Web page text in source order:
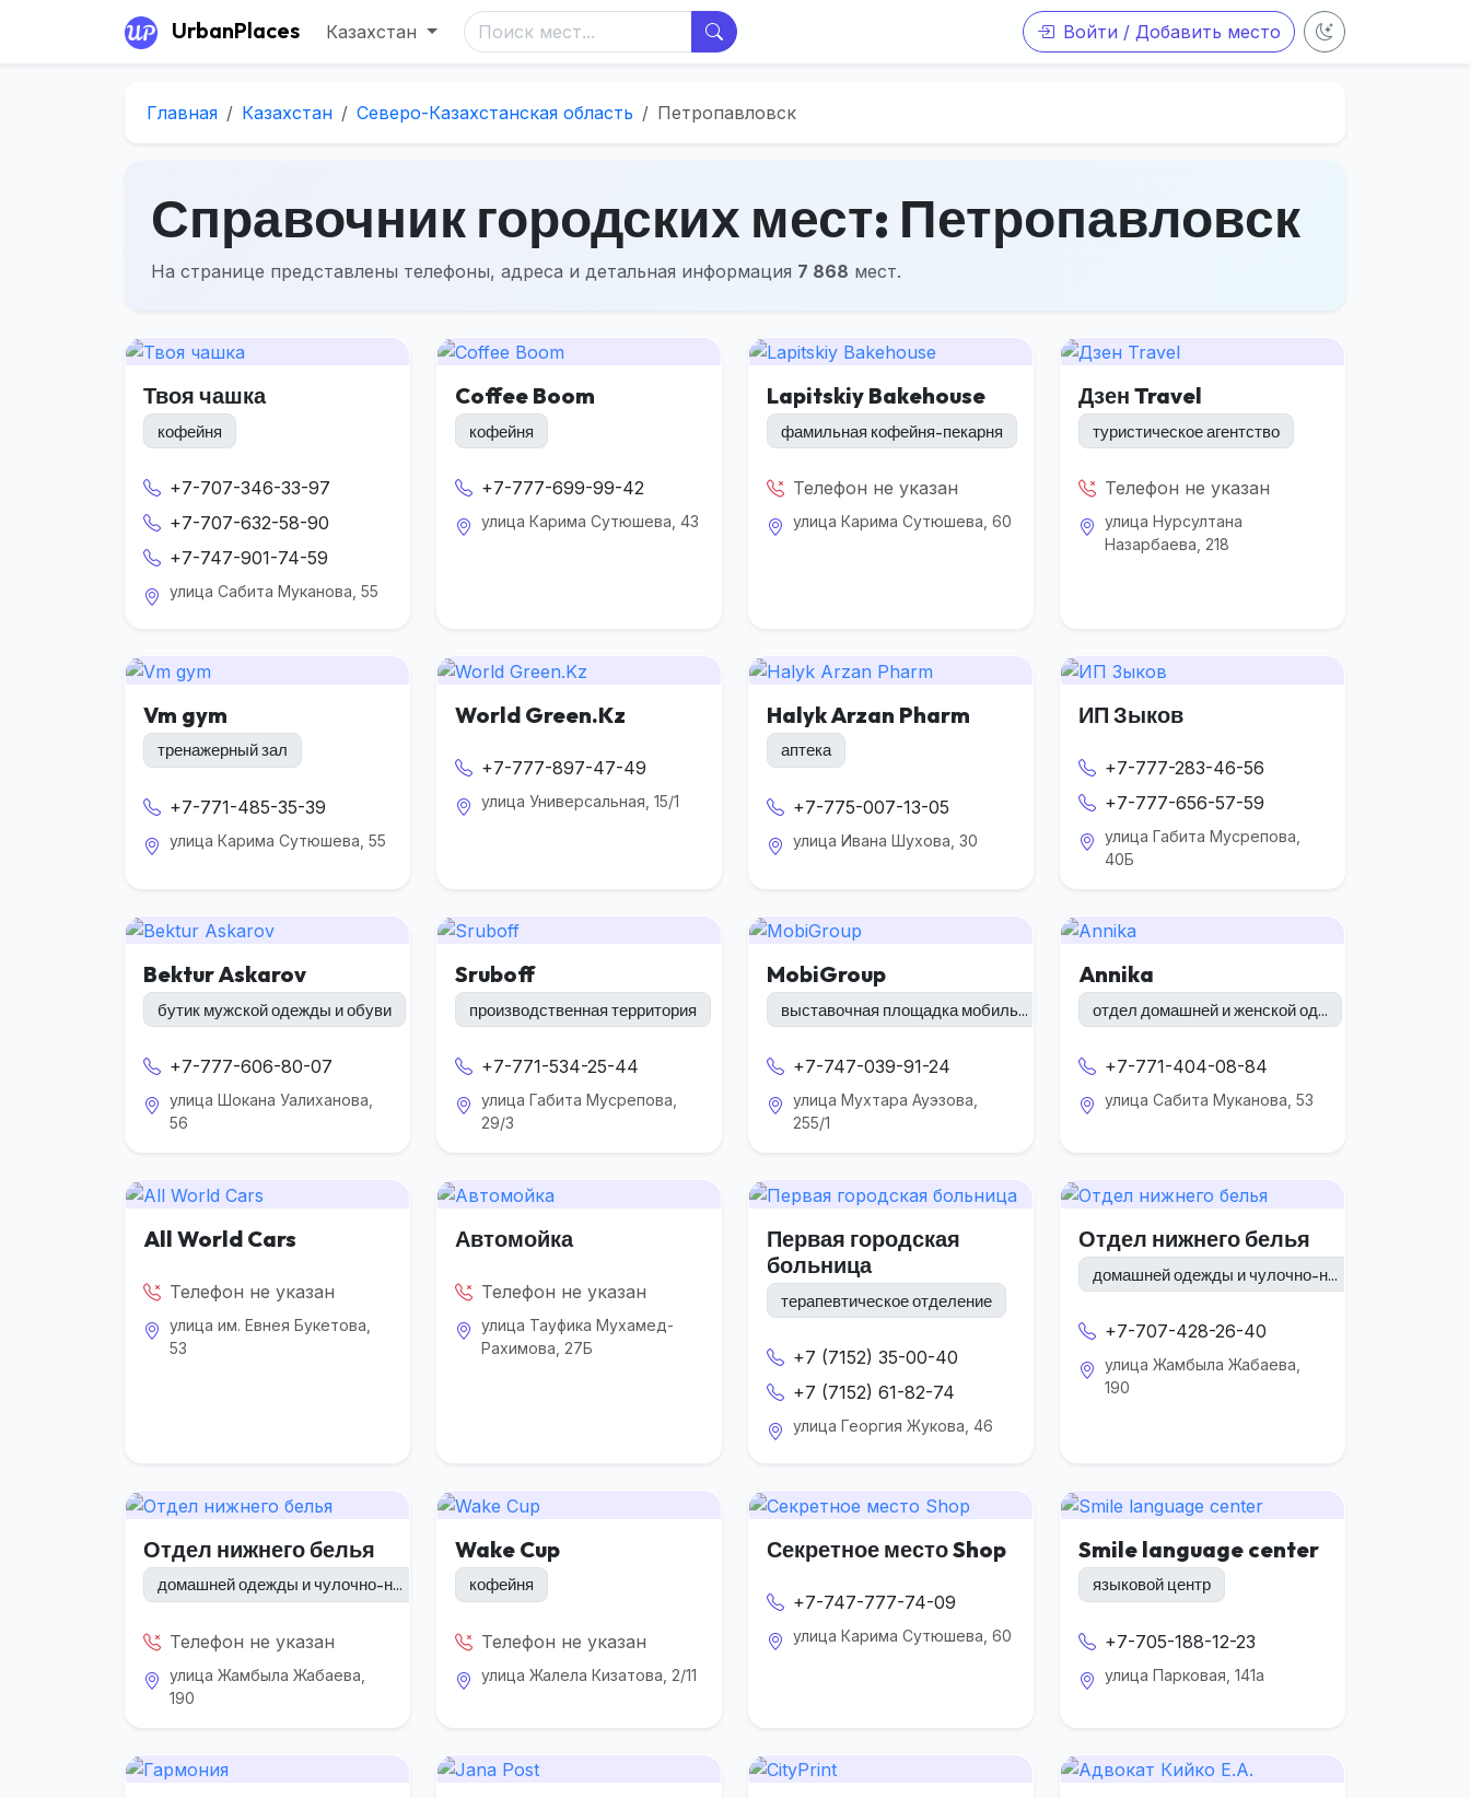
UrbanPlaces Казахстан Войти / Добавить место
Главная Казахстан Северо-Казахстанская область Петропавловск
Справочник городских мест: Петропавловск
На странице представлены телефоны, адреса и детальная информация 7 868 мест.
Твоя чашка
кофейня
+7-707-346-33-97
+7-707-632-58-90
+7-747-901-74-59
улица Сабита Муканова, 55
Coffee Boom
кофейня
+7-777-699-99-42
улица Карима Сутюшева, 43
Lapitskiy Bakehouse
фамильная кофейня-пекарня
Телефон не указан
улица Карима Сутюшева, 60
Дзен Travel
туристическое агентство
Телефон не указан
улица Нурсултана
Назарбаева, 218
Vm gym
тренажерный зал
+7-771-485-35-39
улица Карима Сутюшева, 55
World Green.Kz
+7-777-897-47-49
улица Универсальная, 15/1
Halyk Arzan Pharm
аптека
+7-775-007-13-05
улица Ивана Шухова, 30
ИП Зыков
+7-777-283-46-56
+7-777-656-57-59
улица Габита Мусрепова,
40Б
Bektur Askarov
бутик мужской одежды и обуви
+7-777-606-80-07
улица Шокана Уалиханова,
56
Sruboff
производственная территория
+7-771-534-25-44
улица Габита Мусрепова,
29/3
MobiGroup
выставочная площадка мобиль...
+7-747-039-91-24
улица Мухтара Ауэзова,
255/1
Annika
отдел домашней и женской од...
+7-771-404-08-84
улица Сабита Муканова, 53
All World Cars
Телефон не указан
улица им. Евнея Букетова,
53
Автомойка
Телефон не указан
улица Тауфика Мухамед-
Рахимова, 27Б
Первая городская
больница
терапевтическое отделение
+7 (7152) 35-00-40
+7 (7152) 61-82-74
улица Георгия Жукова, 46
Отдел нижнего белья
домашней одежды и чулочно-н...
+7-707-428-26-40
улица Жамбыла Жабаева,
190
Отдел нижнего белья
домашней одежды и чулочно-н...
Телефон не указан
улица Жамбыла Жабаева,
190
Wake Cup
кофейня
Телефон не указан
улица Жалела Кизатова, 2/11
Секретное место Shop
+7-747-777-74-09
улица Карима Сутюшева, 60
Smile language center
языковой центр
+7-705-188-12-23
улица Парковая, 141а